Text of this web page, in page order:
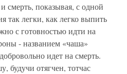
смерть, показывая, с одной
так легки, как легко выпить
с готовностью идти на
- названием «чаша»
идет на смерть.
будучи отягчен, тотчас